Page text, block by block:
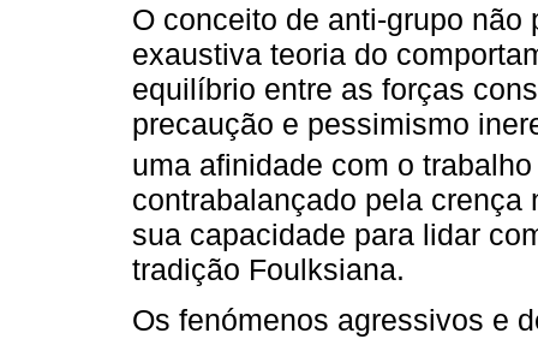
O conceito de anti-grupo não
exaustiva teoria do
equilíbrio entre as forças
precaução e pessimismo
uma afinidade com o
contrabalançado pela crença
sua capacidade para lidar
tradição Foulksiana.
Os fenómenos agressivos e